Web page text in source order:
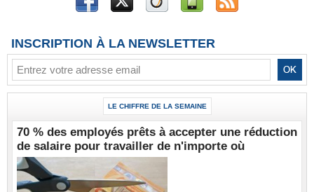
INSCRIPTION À LA NEWSLETTER
LE CHIFFRE DE LA SEMAINE
70 % des employés prêts à accepter une réduction
de salaire pour travailler de n'importe où